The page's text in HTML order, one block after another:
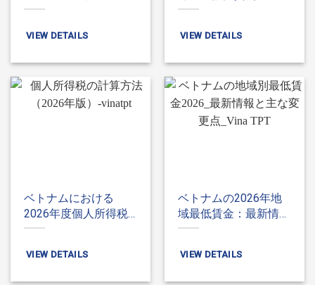
務ガイド
VIEW DETAILS
企業にとって、費用削
のでしょうか？
VIEW DETAILS
ベトナムにおける
2026年度個人所得税
（PIT）の計算方法
VIEW DETAILS
ベトナムの2026年地
域最低賃金：最新情報
及び主な変更点
VIEW DETAILS